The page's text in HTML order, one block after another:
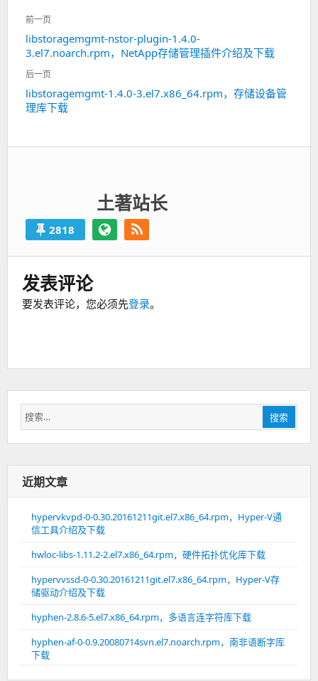
文
章
导
航
前一页
上
一
篇：
libstoragemgmt-nstor-plugin-1.4.0-
3.el7.noarch.rpm，NetApp存储管理插件介绍及下载
后一页
下
一
libstoragemgmt-1.4.0-3.el7.x86_64.rpm，存储设备管
理库下载
土著站长
2818
发表评论
要发表评论，您必须先登录。
搜
索：
搜索
近期文章
hypervkvpd-0-0.30.20161211git.el7.x86_64.rpm，Hyper-V通
信工具介绍及下载
hwloc-libs-1.11.2-2.el7.x86_64.rpm，硬件拓扑优化库下载
hypervvssd-0-0.30.20161211git.el7.x86_64.rpm，Hyper-V存
储驱动介绍及下载
hyphen-2.8.6-5.el7.x86_64.rpm，多语言连字符库下载
hyphen-af-0-0.9.20080714svn.el7.noarch.rpm，南非语断字库
下载